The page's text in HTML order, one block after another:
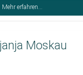
Mehr erfahren...
Moskau